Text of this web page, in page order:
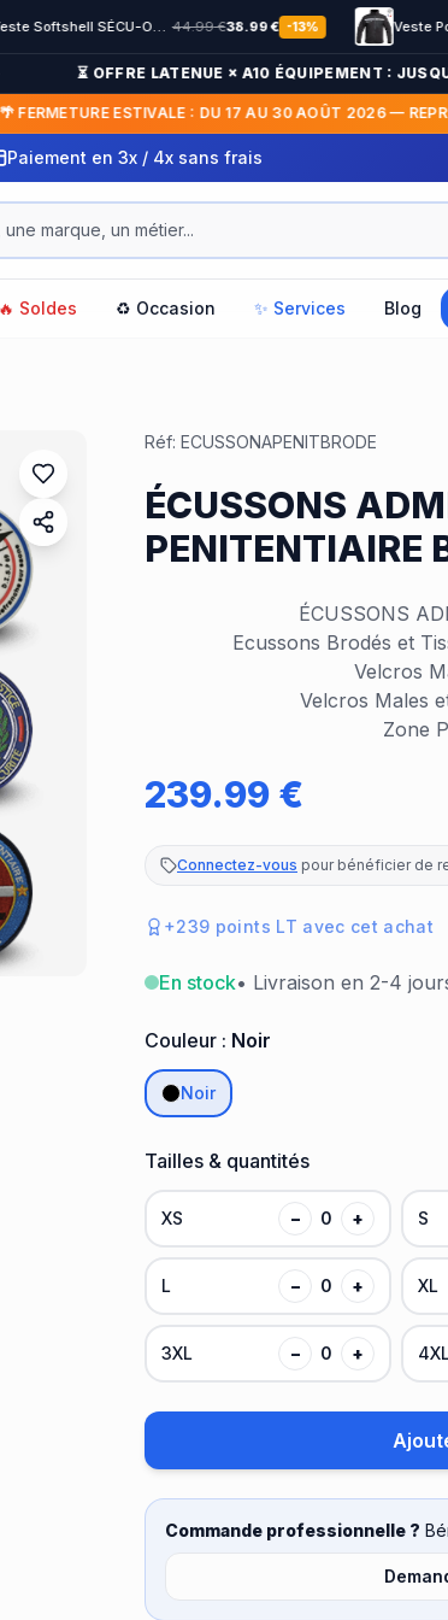
Veste Softshell SÉCU-ONE flap Sécurité Privée noir 44.99€38.99€ -13%
⏳ OFFRE LATENUE × A10 ÉQUIPEMENT :
ESTIVALE : DU 17 AU 30 AOÛT 2026 —
Paiement en 3x / 4x sans frais
🔥 Soldes ♻️ Occasion ✨ Services Blog
Réf: ECUSSONAPENITBRODE
ÉCUSSONS
PENITENTIAIRE
ÉCUSSONS
Ecussons Brodés et
Velcros
Velcros Males
Zone
239.99 €
Connectez-vous pour bénéficier de
+239 points LT avec cet achat
En stock• Livraison en 2-4
Couleur : Noir
Noir
Tailles & quantités
XS − 0 + S
L − 0 + XL
3XL − 0 + 4XL
Commande professionnelle ?